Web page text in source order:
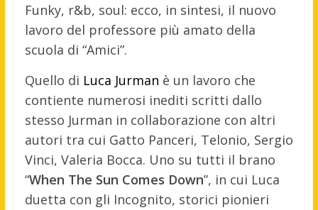
Funky, r&b, soul: ecco, in sintesi, il nuovo
lavoro del professore più amato della
scuola di “Amici”.
Quello di Luca Jurman è un lavoro che
contiente numerosi inediti scritti dallo
stesso Jurman in collaborazione con altri
autori tra cui Gatto Panceri, Telonio, Sergio
Vinci, Valeria Bocca. Uno su tutti il brano
“When The Sun Comes Down”, in cui Luca
duetta con gli Incognito, storici pionieri